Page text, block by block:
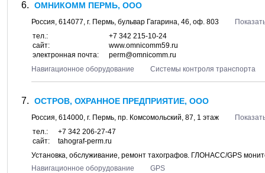
ОМНИКОММ ПЕРМЬ, ООО
Россия, 614077, г. Пермь, бульвар Гагарина, 46, оф. 803
тел.:
+7 342 215-10-24
сайт:
www.omnicomm59.ru
электронная почта:
perm@omnicomm.ru
Навигационное оборудование
Системы контроля транспорта
ОСТРОВ, ОХРАННОЕ ПРЕДПРИЯТИЕ, ООО
Россия, 614000, г. Пермь, пр. Комсомольский, 87, 1 этаж
тел.:
+7 342 206-27-47
сайт:
tahograf-perm.ru
Установка, обслуживание, ремонт тахографов. ГЛОНАСС/GPS
Навигационное оборудование
GPS